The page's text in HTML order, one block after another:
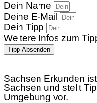
Dein Name
Deine E-Mail
Dein Tipp
Weitere Infos zum
Tipp Absenden
Sachsen Erkunden
Sachsen und stellt
Umgebung vor.